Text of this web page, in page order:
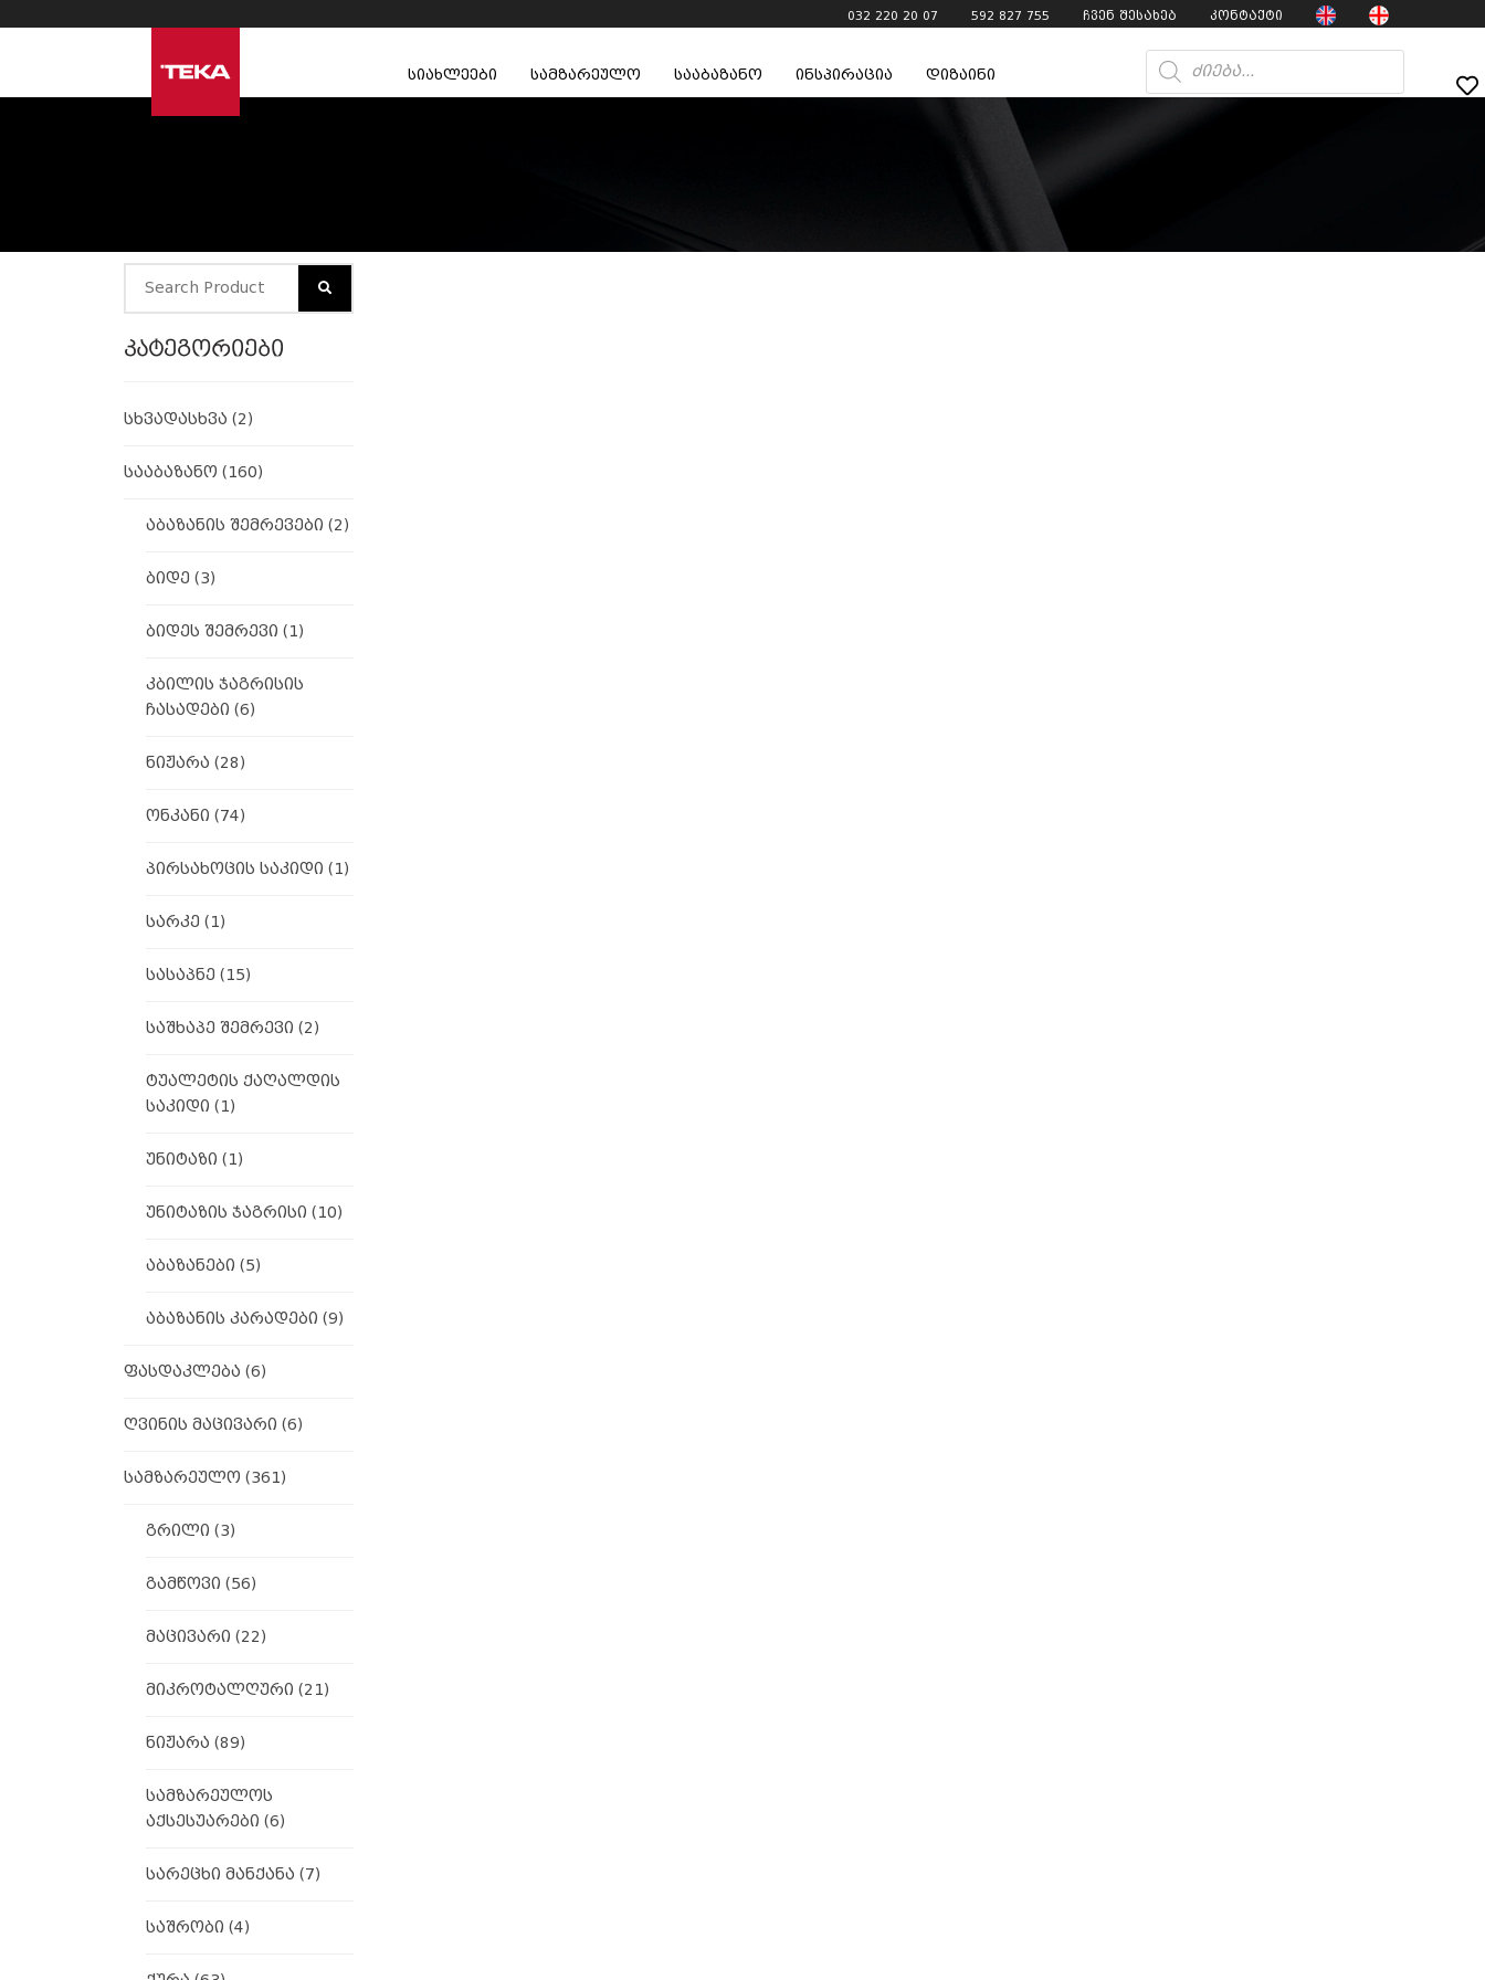
032 220 20 07 592 827 755 ჩვენ შესახებ კონტაქტი
სიახლეები სამზარეულო სააბაზანო ინსპირაცია დიზაინი
კატეგორიები
სხვადასხვა (2)
სააბაზანო (160)
აბაზანის შემრევები (2)
ბიდე (3)
ბიდეს შემრევი (1)
კბილის ჯაგრისის
ჩასადები (6)
ნიჟარა (28)
ონკანი (74)
პირსახოცის საკიდი (1)
სარკე (1)
სასაპნე (15)
საშხაპე შემრევი (2)
ტუალეტის ქაღალდის
საკიდი (1)
უნიტაზი (1)
უნიტაზის ჯაგრისი (10)
აბაზანები (5)
აბაზანის კარადები (9)
ფასდაკლება (6)
ღვინის მაცივარი (6)
სამზარეულო (361)
გრილი (3)
გამწოვი (56)
მაცივარი (22)
მიკროტალღური (21)
ნიჟარა (89)
სამზარეულოს
აქსესუარები (6)
სარეცხი მანქანა (7)
საშრობი (4)